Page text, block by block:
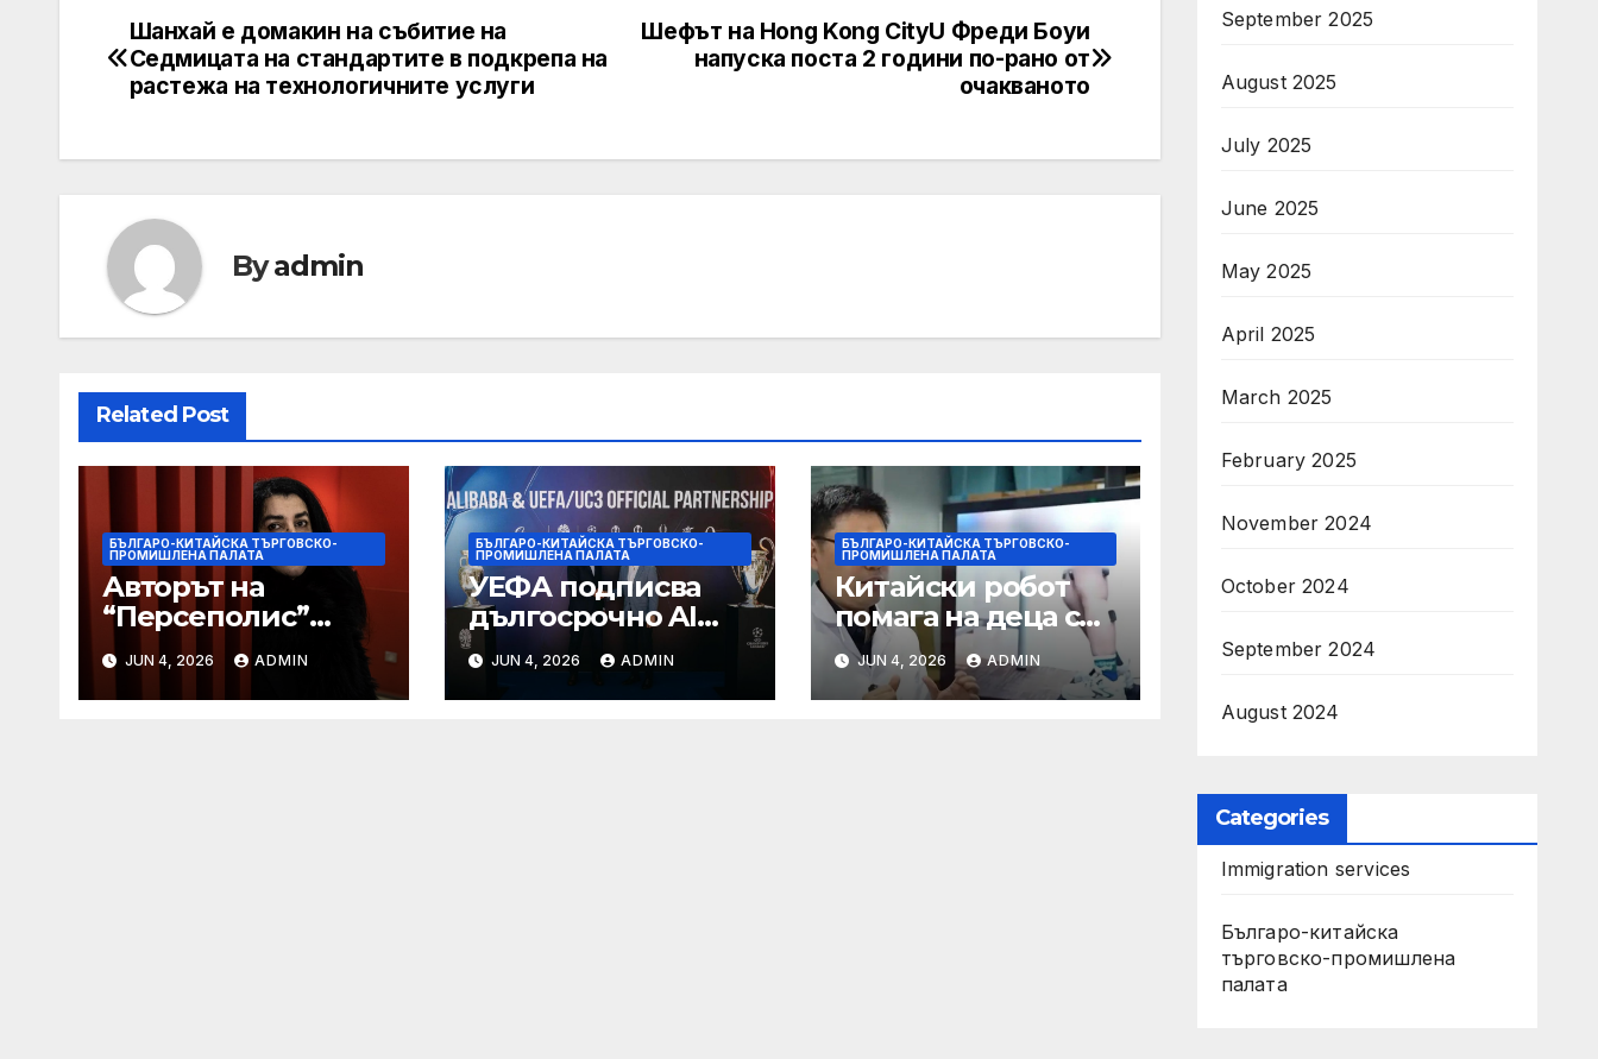
Post
navigation
Шефът на Hong Kong CityU Фреди Боуи
напуска поста 2 години по-рано от
очакваното
Шанхай е домакин на събитие на
Седмицата на стандартите в подкрепа на
растежа на технологичните услуги
Byadmin
Related Post
БЪЛГАРО-КИТАЙСКА ТЪРГОВСКО-
ПРОМИШЛЕНА ПАЛАТА
Авторът на
“Персеполис”
Марджане
Сатрапи почина
“от тъга” на 56
JUN 4, 2026 ADMIN
БЪЛГАРО-КИТАЙСКА ТЪРГОВСКО-
ПРОМИШЛЕНА ПАЛАТА
УЕФА подписва
дългосрочно AI
партньорство с
Alibaba
JUN 4, 2026 ADMIN
БЪЛГАРО-КИТАЙСКА ТЪРГОВСКО-
ПРОМИШЛЕНА ПАЛАТА
Китайски робот
помага на деца с
нервно
разстройство да се
изправят за първи
JUN 4, 2026 ADMIN
September 2025
August 2025
July 2025
June 2025
May 2025
April 2025
March 2025
February 2025
November 2024
October 2024
September 2024
August 2024
Categories
Immigration services
Българо-китайска
търговско-промишлена
палата